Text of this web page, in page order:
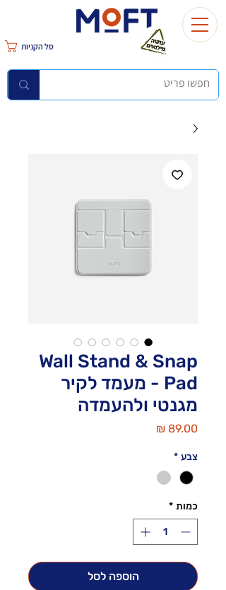
סל הקניות
Wall Stand & Snap
Pad - מעמד לקיר
מגנטי ולהעמדה
צבע *
כמות *
הוספה לסל